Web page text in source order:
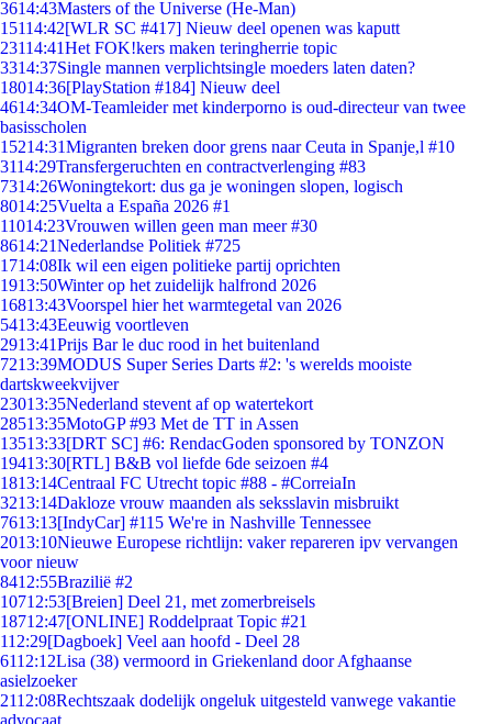
3614:43Masters of the Universe (He-Man)
15114:42[WLR SC #417] Nieuw deel openen was kaputt
23114:41Het FOK!kers maken teringherrie topic
3314:37Single mannen verplichtsingle moeders laten daten?
18014:36[PlayStation #184] Nieuw deel
4614:34OM-Teamleider met kinderporno is oud-directeur van twee
basisscholen
15214:31Migranten breken door grens naar Ceuta in Spanje,l #10
3114:29Transfergeruchten en contractverlenging #83
7314:26Woningtekort: dus ga je woningen slopen, logisch
8014:25Vuelta a España 2026 #1
11014:23Vrouwen willen geen man meer #30
8614:21Nederlandse Politiek #725
1714:08Ik wil een eigen politieke partij oprichten
1913:50Winter op het zuidelijk halfrond 2026
16813:43Voorspel hier het warmtegetal van 2026
5413:43Eeuwig voortleven
2913:41Prijs Bar le duc rood in het buitenland
7213:39MODUS Super Series Darts #2: 's werelds mooiste
dartskweekvijver
23013:35Nederland stevent af op watertekort
28513:35MotoGP #93 Met de TT in Assen
13513:33[DRT SC] #6: RendacGoden sponsored by TONZON
19413:30[RTL] B&B vol liefde 6de seizoen #4
1813:14Centraal FC Utrecht topic #88 - #CorreiaIn
3213:14Dakloze vrouw maanden als seksslavin misbruikt
7613:13[IndyCar] #115 We're in Nashville Tennessee
2013:10Nieuwe Europese richtlijn: vaker repareren ipv vervangen
voor nieuw
8412:55Brazilië #2
10712:53[Breien] Deel 21, met zomerbreisels
18712:47[ONLINE] Roddelpraat Topic #21
112:29[Dagboek] Veel aan hoofd - Deel 28
6112:12Lisa (38) vermoord in Griekenland door Afghaanse
asielzoeker
2112:08Rechtszaak dodelijk ongeluk uitgesteld vanwege vakantie
advocaat